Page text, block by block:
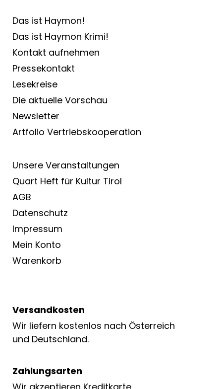
Das ist Haymon!
Das ist Haymon Krimi!
Kontakt aufnehmen
Pressekontakt
Lesekreise
Die aktuelle Vorschau
Newsletter
Artfolio Vertriebs­kooperation
Unsere Veranstaltungen
Quart Heft für Kultur Tirol
AGB
Datenschutz
Impressum
Mein Konto
Warenkorb
Versandkosten
Wir liefern kostenlos nach Österreich
und Deutschland.
Zahlungsarten